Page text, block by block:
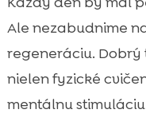
Ale nezabudnime
regeneráciu.
nielen fyzické
mentálnu